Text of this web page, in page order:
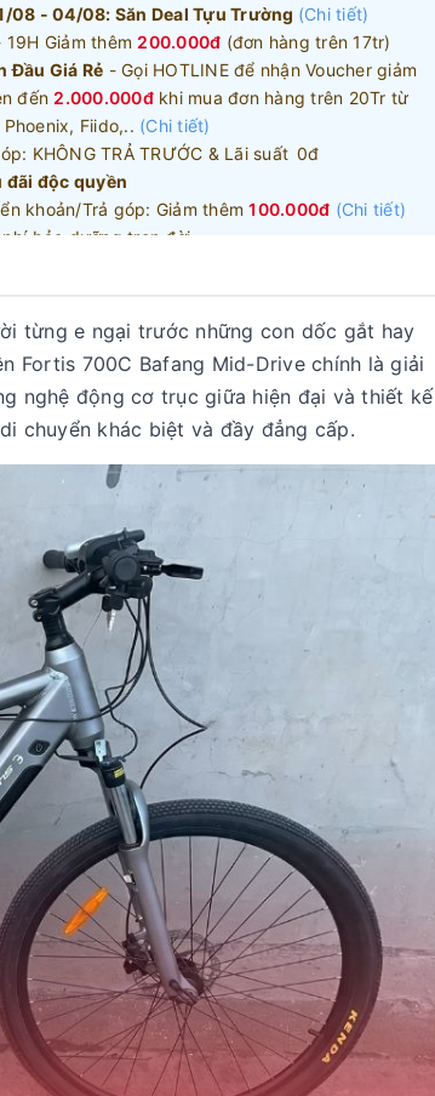
08 - 04/08: Săn Deal Tựu Trường (Chi tiết)
19H Giảm thêm 200.000đ (đơn hàng trên 17tr)
Đầu Giá Rẻ - Gọi HOTLINE để nhận Voucher giảm
đến 2.000.000đkhi mua đơn hàng trên 20Tr từ
Fiido,.. (Chi tiết)
KHÔNG TRẢ TRƯỚC & Lãi suất 0đ
đãi độc quyền
khoản/Trả góp: Giảm thêm100.000đ (Chi tiết)
phí bảo dưỡng trọn đời
kèm mũ ado chính hãng trị giá
990.000đ
cho các
xe cao cấp (Chi tiết)
thêm 30% phụ kiện theo xe được giá ưu đãi đối với
hàng thân thiết
0582000888
từng e ngại trước những con dốc gắt hay
Fortis 700C Bafang Mid-Drive chính là giải
nghệ động cơ trục giữa hiện đại và thiết kế
chuyển khác biệt và đầy đẳng cấp.